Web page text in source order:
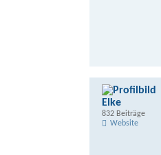
Elke
832 Beiträge
Website